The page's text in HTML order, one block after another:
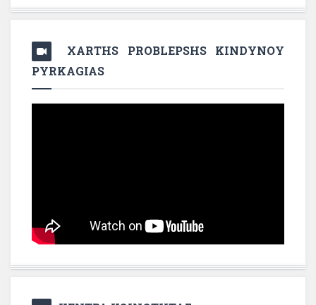
XARTHS PROBLEPSHS KINDYNOY
PYRKAGIAS